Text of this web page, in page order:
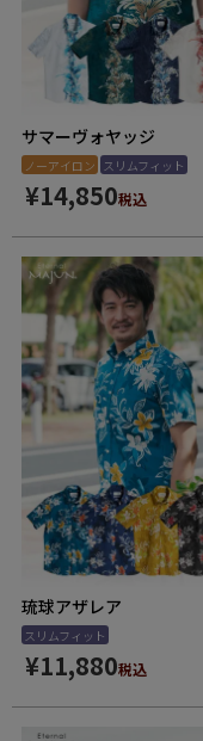
サマーヴォヤッジ
ノーアイロン スリムフィット
¥14,850税込
琉球アザレア
スリムフィット
¥11,880税込